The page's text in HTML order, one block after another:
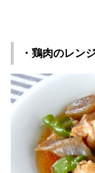
・鶏肉のレン